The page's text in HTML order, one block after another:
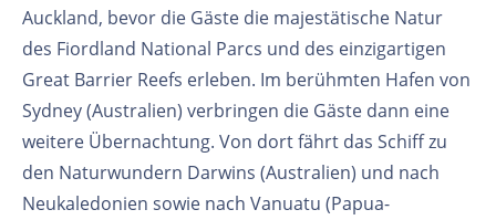
Auckland, bevor die Gäste die majestätische Natur
des Fiordland National Parcs und des einzigartigen
Great Barrier Reefs erleben. Im berühmten Hafen von
Sydney (Australien) verbringen die Gäste dann eine
weitere Übernachtung. Von dort fährt das Schiff zu
den Naturwundern Darwins (Australien) und nach
Neukaledonien sowie nach Vanuatu (Papua-